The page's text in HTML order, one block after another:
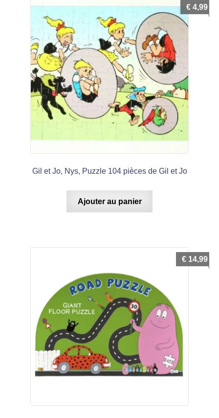
Gil et Jo, Nys, Puzzle 104 pièces de Gil et Jo
€ 4,99
Ajouter au panier
€ 14,99